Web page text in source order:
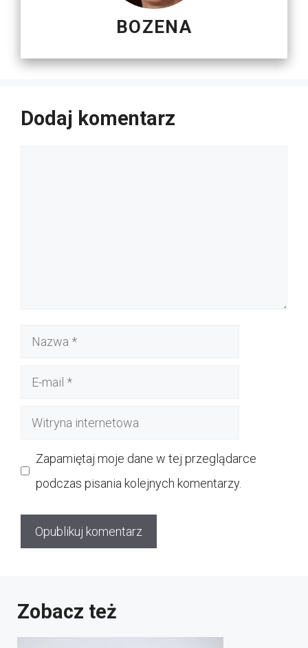
BOZENA
Dodaj komentarz
Nazwa
Witryna
Zapamiętaj moje dane w tej przeglądarce
podczas pisania kolejnych komentarzy.
Zobacz też